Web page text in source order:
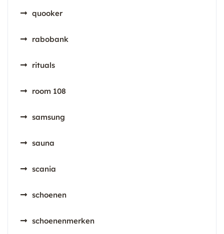
quooker
rabobank
rituals
room 108
samsung
sauna
scania
schoenen
schoenenmerken